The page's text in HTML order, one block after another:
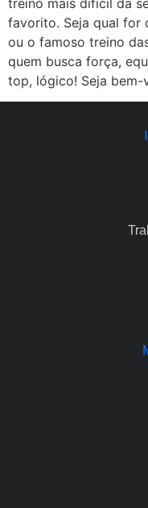
treino mais difícil da
favorito. Seja qual for
ou o famoso treino
quem busca força,
top, lógico! Seja